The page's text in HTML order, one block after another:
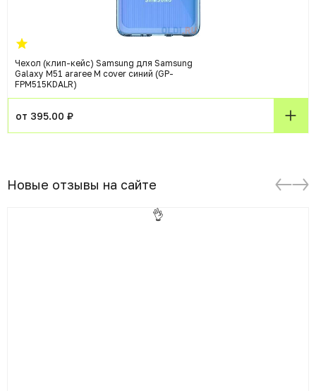
Чехол (клип-кейс) Samsung для Samsung
Galaxy M51 araree M cover синий (GP-
FPM515KDALR)
от 395.00 ₽
Новые отзывы на сайте
👌